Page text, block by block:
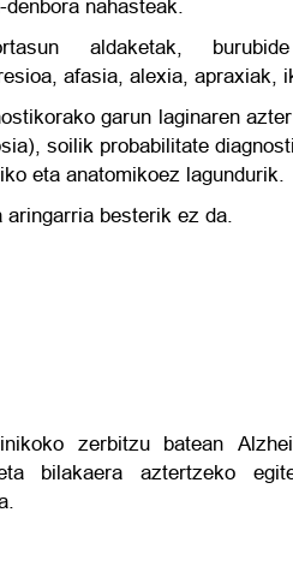
nahasteak.
aldaketak,
afasia, alexia, apraxiak,
garun laginaren
soilik probabilitate
eta anatomikoez lagundurik.
aringarria besterik ez da.
zerbitzu batean
bilakaera aztertzeko